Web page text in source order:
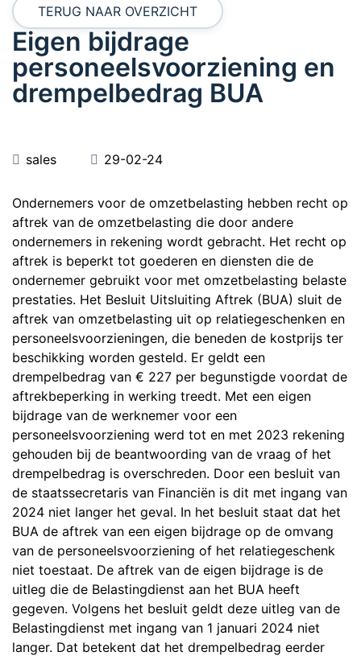
TERUG NAAR OVERZICHT
Eigen bijdrage
personeelsvoorziening en
drempelbedrag BUA
sales 29-02-24
Ondernemers voor de omzetbelasting hebben recht op
aftrek van de omzetbelasting die door andere
ondernemers in rekening wordt gebracht. Het recht op
aftrek is beperkt tot goederen en diensten die de
ondernemer gebruikt voor met omzetbelasting belaste
prestaties. Het Besluit Uitsluiting Aftrek (BUA) sluit de
aftrek van omzetbelasting uit op relatiegeschenken en
personeelsvoorzieningen, die beneden de kostprijs ter
beschikking worden gesteld. Er geldt een
drempelbedrag van € 227 per begunstigde voordat de
aftrekbeperking in werking treedt. Met een eigen
bijdrage van de werknemer voor een
personeelsvoorziening werd tot en met 2023 rekening
gehouden bij de beantwoording van de vraag of het
drempelbedrag is overschreden. Door een besluit van
de staatssecretaris van Financiën is dit met ingang van
2024 niet langer het geval. In het besluit staat dat het
BUA de aftrek van een eigen bijdrage op de omvang
van de personeelsvoorziening of het relatiegeschenk
niet toestaat. De aftrek van de eigen bijdrage is de
uitleg die de Belastingdienst aan het BUA heeft
gegeven. Volgens het besluit geldt deze uitleg van de
Belastingdienst met ingang van 1 januari 2024 niet
langer. Dat betekent dat het drempelbedrag eerder